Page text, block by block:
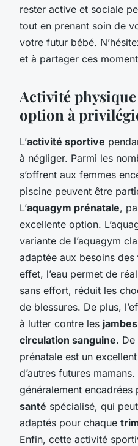
rester active et sociale
tout en prenant soin de
votre futur bébé.
et à partager ces
Activité
option à
L’activité sportive
à négliger. Parmi les
s’offrent aux femmes
piscine peuvent être
L’aquagym prénatale,
excellente option.
variante de l’aquagym
adaptée aux besoins des
effet, l’eau permet de
sans effort, réduit les
de blessures. De plus,
à lutter contre les
circulation sanguine. De
prénatale est un
d’autres futures
généralement encadrées
santé spécialisé, qui
adaptés pour chaque
Enfin, cette activité